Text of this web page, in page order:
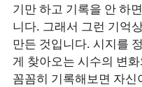
기만 하고 기록을 안 하
니다. 그래서 그런 기억
만든 것입니다. 시지를
게 찾아오는 시수의 변
꼼꼼히 기록해보면 자